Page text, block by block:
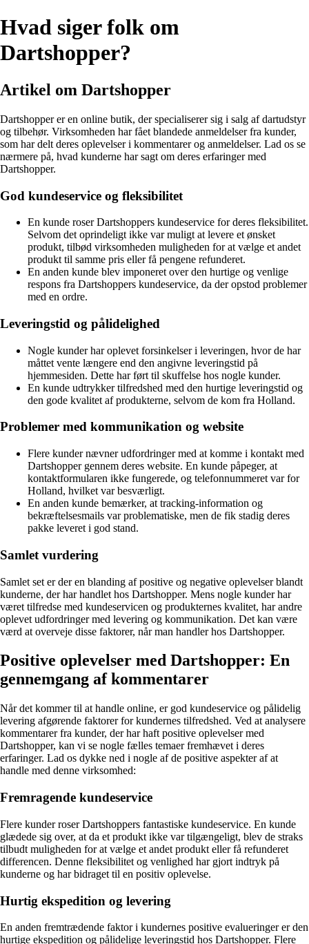
Hvad siger folk om
Dartshopper?
Artikel om Dartshopper
Dartshopper er en online butik, der specialiserer sig i salg af dartudstyr
og tilbehør. Virksomheden har fået blandede anmeldelser fra kunder,
som har delt deres oplevelser i kommentarer og anmeldelser. Lad os se
nærmere på, hvad kunderne har sagt om deres erfaringer med
Dartshopper.
God kundeservice og fleksibilitet
En kunde roser Dartshoppers kundeservice for deres fleksibilitet.
Selvom det oprindeligt ikke var muligt at levere et ønsket
produkt, tilbød virksomheden muligheden for at vælge et andet
produkt til samme pris eller få pengene refunderet.
En anden kunde blev imponeret over den hurtige og venlige
respons fra Dartshoppers kundeservice, da der opstod problemer
med en ordre.
Leveringstid og pålidelighed
Nogle kunder har oplevet forsinkelser i leveringen, hvor de har
måttet vente længere end den angivne leveringstid på
hjemmesiden. Dette har ført til skuffelse hos nogle kunder.
En kunde udtrykker tilfredshed med den hurtige leveringstid og
den gode kvalitet af produkterne, selvom de kom fra Holland.
Problemer med kommunikation og website
Flere kunder nævner udfordringer med at komme i kontakt med
Dartshopper gennem deres website. En kunde påpeger, at
kontaktformularen ikke fungerede, og telefonnummeret var for
Holland, hvilket var besværligt.
En anden kunde bemærker, at tracking-information og
bekræftelsesmails var problematiske, men de fik stadig deres
pakke leveret i god stand.
Samlet vurdering
Samlet set er der en blanding af positive og negative oplevelser blandt
kunderne, der har handlet hos Dartshopper. Mens nogle kunder har
været tilfredse med kundeservicen og produkternes kvalitet, har andre
oplevet udfordringer med levering og kommunikation. Det kan være
værd at overveje disse faktorer, når man handler hos Dartshopper.
Positive oplevelser med Dartshopper: En
gennemgang af kommentarer
Når det kommer til at handle online, er god kundeservice og pålidelig
levering afgørende faktorer for kundernes tilfredshed. Ved at analysere
kommentarer fra kunder, der har haft positive oplevelser med
Dartshopper, kan vi se nogle fælles temaer fremhævet i deres
erfaringer. Lad os dykke ned i nogle af de positive aspekter af at
handle med denne virksomhed:
Fremragende kundeservice
Flere kunder roser Dartshoppers fantastiske kundeservice. En kunde
glædede sig over, at da et produkt ikke var tilgængeligt, blev de straks
tilbudt muligheden for at vælge et andet produkt eller få refunderet
differencen. Denne fleksibilitet og venlighed har gjort indtryk på
kunderne og har bidraget til en positiv oplevelse.
Hurtig ekspedition og levering
En anden fremtrædende faktor i kundernes positive evalueringer er den
hurtige ekspedition og pålidelige leveringstid hos Dartshopper. Flere